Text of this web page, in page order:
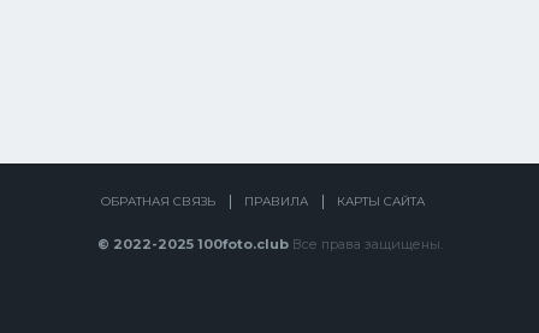
ОБРАТНАЯ СВЯЗЬ ПРАВИЛА КАРТЫ САЙТА
© 2022-2025 100foto.clubВсе права защищены.